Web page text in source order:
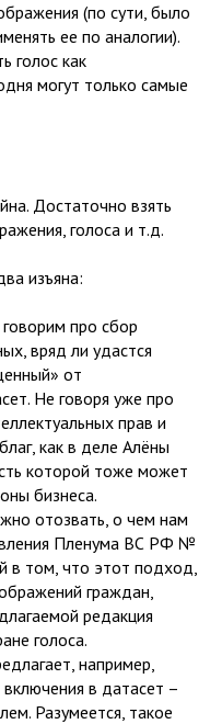
(по сути, было
ее по аналогии).
голос как
могут только самые
Достаточно взять
голоса и т.д.
изъяна:
про сбор
вряд ли удастся
от
Не говоря уже про
прав и
как в деле Алёны
которой тоже может
бизнеса.
отозвать, о чем нам
Пленума ВС РФ №
в том, что этот подход,
граждан,
редакция
голоса.
например,
в датасет –
Разумеется, такое